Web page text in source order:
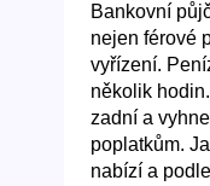
Bankovní
nejen férové
vyřízení.
několik
zadní a
poplatkům.
nabízí a